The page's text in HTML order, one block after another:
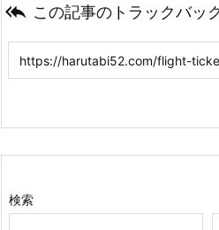
 この記事のトラックバッ
検索